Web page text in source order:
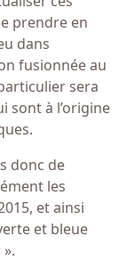
prendre en
dans
fusionnée au
sera
sont à l’origine
donc de
les
et ainsi
et bleue